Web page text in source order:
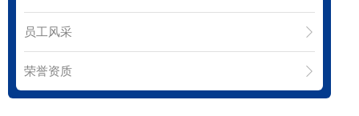
员工风采
荣誉资质